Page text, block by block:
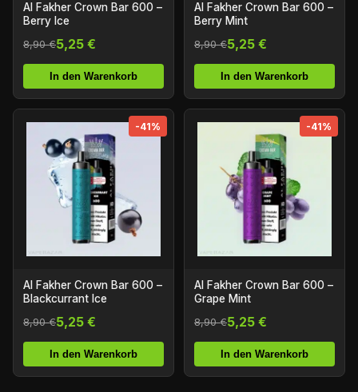
Al Fakher Crown Bar 600 –
Berry Ice
8,90 €5,25 €
In den Warenkorb
Al Fakher Crown Bar 600 –
Berry Mint
8,90 €5,25 €
In den Warenkorb
-41%
Al Fakher Crown Bar 600 –
Blackcurrant Ice
8,90 €5,25 €
In den Warenkorb
-41%
Al Fakher Crown Bar 600 –
Grape Mint
8,90 €5,25 €
In den Warenkorb